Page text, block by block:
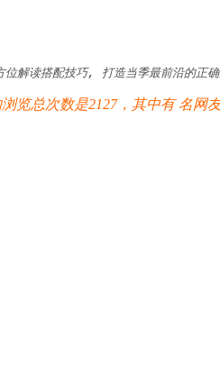
解读搭配技巧, 打造当季最前沿的正
览总次数是2127，其中有名网